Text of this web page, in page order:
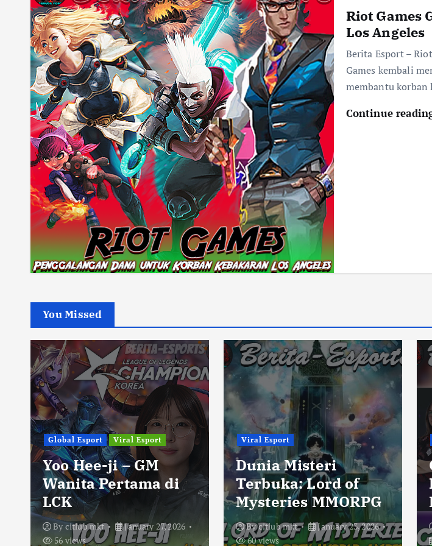
Riot Games
Los Angeles
Berita Esport –
Games kembali
membantu korban
Continue
You Missed
Global Esport Viral Esport
Yoo Hee-ji – GM
Wanita Pertama di
LCK
By citlub mkt
January 27, 2026
56 views
Viral Esport
Dunia Misteri
Terbuka: Lord of
Mysteries MMORPG
Bycitlub mkt
January 23, 2026
60 views